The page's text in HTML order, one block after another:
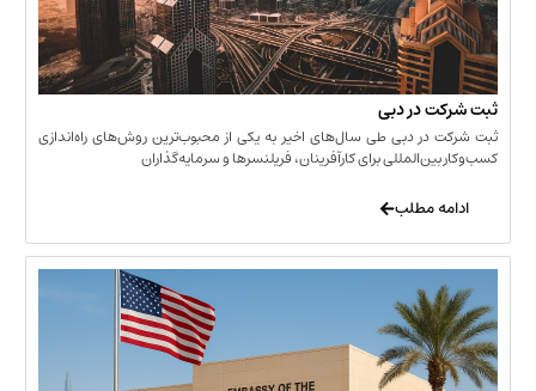
در دبی
دبی طی سال‌های اخیر به یکی از محبوب‌ترین روش‌های راه‌اندازی
برای کارآفرینان، فریلنسرها و سرمایه‌گذاران